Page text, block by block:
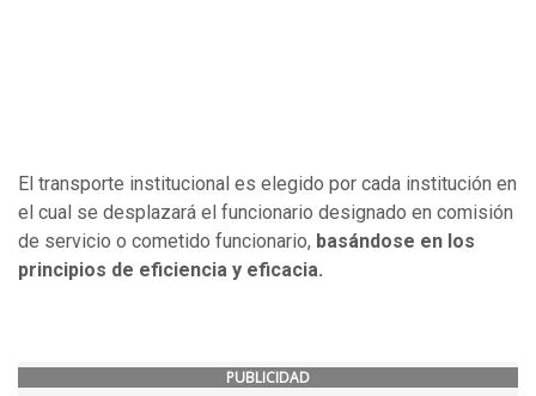
El transporte institucional es elegido por cada institución en
el cual se desplazará el funcionario designado en comisión
de servicio o cometido funcionario, basándose en los
principios de eficiencia y eficacia.
PUBLICIDAD